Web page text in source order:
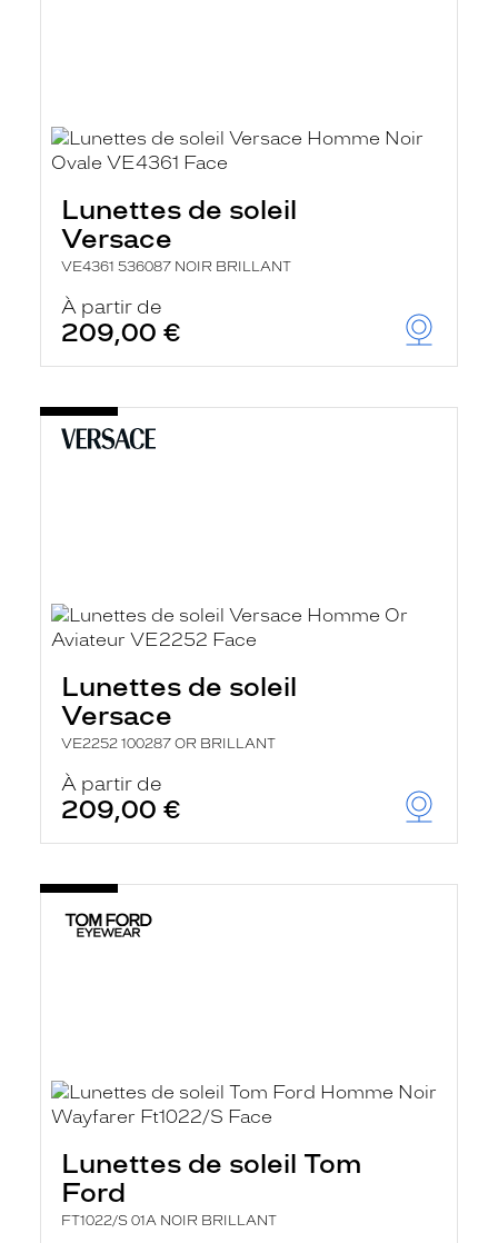
Lunettes de soleil
Versace
VE4361 536087 NOIR BRILLANT
À partir de
209,00 €
Lunettes de soleil
Versace
VE2252 100287 OR BRILLANT
À partir de
209,00 €
Lunettes de soleil Tom
Ford
FT1022/S 01A NOIR BRILLANT